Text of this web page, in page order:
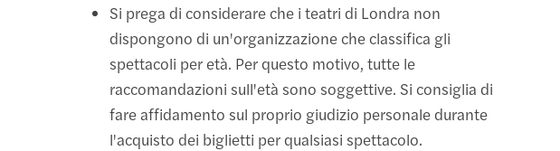
Si prega di considerare che i teatri di Londra non
dispongono di un'organizzazione che classifica gli
spettacoli per età. Per questo motivo, tutte le
raccomandazioni sull'età sono soggettive. Si consiglia di
fare affidamento sul proprio giudizio personale durante
l'acquisto dei biglietti per qualsiasi spettacolo.